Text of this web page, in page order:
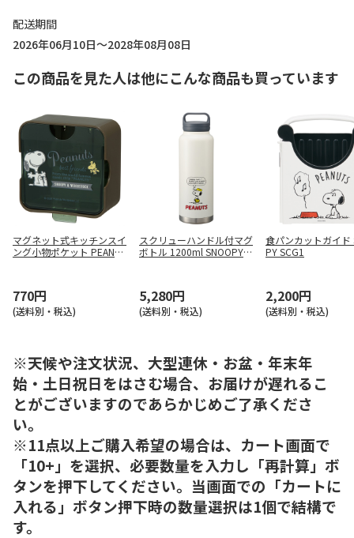
配送期間
2026年06月10日～2028年08月08日
この商品を見た人は他にこんな商品も買っています
マグネット式キッチンスイ
ング小物ポケット PEANUT
770円
(送料別・税込)
スクリューハンドル付マグ
ボトル 1200ml SNOOPY
5,280円
(送料別・税込)
食パンカットガイド
PY SCG1
2,200円
(送料別・税込)
※天候や注文状況、大型連休・お盆・年末年
始・土日祝日をはさむ場合、お届けが遅れるこ
とがございますのであらかじめご了承くださ
い。
※11点以上ご購入希望の場合は、カート画面で
「10+」を選択、必要数量を入力し「再計算」ボ
タンを押下してください。当画面での「カートに
入れる」ボタン押下時の数量選択は1個で結構で
す。